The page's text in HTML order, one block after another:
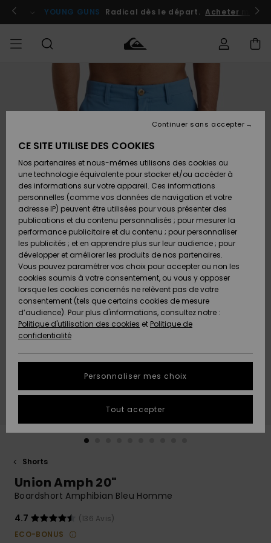
l'information
le
Se connecter / s'inscrire
YOUNG GUNS Radical dès le départ. Acheter
Vêtements
Chaussures
& Tongs
Surf
Snow
Nouveautés
A
Découvrir
Vêtements
Chaussures
& Tongs
Surf
Snow
Nouveautés
A
Découvrir
FEMME
Shop
A
Découvrir
Snow
SURF
Surf
Surf
Shop
Enfant
Highlights
Communauté
SNOW
Snow
Snow
Shop
Enfant
Snow
Shop
Femme
A
Découvrir
Communauté
OUTLET
Outlet
Enfant
Outlet
Femme
AIDE &
CONTACT
Accéder à
Retours
Paiement
Carte
Cadeau
Quiksilver
Freedom
Protection
des
tailles
conversation
plus rapide
à votre
Démarrer
MAGASINS
QUIKSILVER
Shorts
Union Amph 20"
Boardshort Amphibian Bleu Homme
4.7
(136 Avis)
ECO-BONUS
CE SITE UTILISE DES COOKIES
Nos partenaires et nous-mêmes utilisons des cookies ou
une technologie équivalente pour stocker et/ou accéder à
des informations sur votre appareil. Ces informations
personnelles (comme vos données de navigation et votre
adresse IP) peuvent être utilisées pour vous présenter des
publications et du contenu personnalisés ; pour mesurer la
performance publicitaire et du contenu ; pour personnaliser
les publicités ; et en apprendre plus sur leur audience ; pour
développer et améliorer les produits de nos partenaires.
Vous pouvez paramétrer vos choix pour accepter ou non les
cookies soumis à votre consentement, ou vous y opposer
lorsque les cookies concernés ne relèvent pas de votre
consentement (tels que certains cookies de mesure
d’audience). Pour plus d'informations, consultez notre :
Politique d'utilisation des cookies et Politique de
confidentialité
Personnaliser mes choix
Continuer sans accepter
Tout accepter